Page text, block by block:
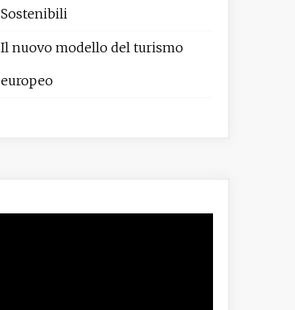
Sostenibili
Il nuovo modello del turismo
europeo